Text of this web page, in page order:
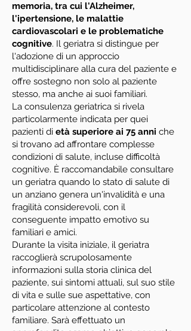
memoria, tra cui l'Alzheimer,
l'ipertensione, le malattie
cardiovascolari e le problematiche
cognitive. Il geriatra si distingue per
l'adozione di un approccio
multidisciplinare alla cura del paziente e
offre sostegno non solo al paziente
stesso, ma anche ai suoi familiari.
La consulenza geriatrica si rivela
particolarmente indicata per quei
pazienti di età superiore ai 75 anni che
si trovano ad affrontare complesse
condizioni di salute, incluse difficoltà
cognitive. È raccomandabile consultare
un geriatra quando lo stato di salute di
un anziano genera un'invalidità e una
fragilità considerevoli, con il
conseguente impatto emotivo su
familiari e amici.
Durante la visita iniziale, il geriatra
raccoglierà scrupolosamente
informazioni sulla storia clinica del
paziente, sui sintomi attuali, sul suo stile
di vita e sulle sue aspettative, con
particolare attenzione al contesto
familiare. Sarà effettuato un